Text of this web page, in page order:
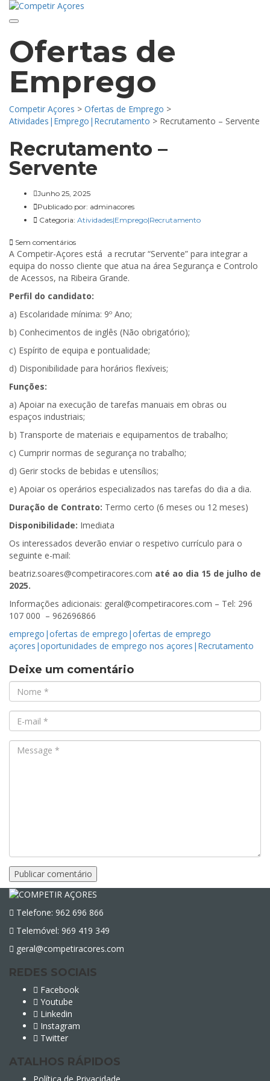
Toggle navigation
Ofertas de
Emprego
Competir Açores > Ofertas de Emprego >
Atividades|Emprego|Recrutamento > Recrutamento – Servente
Recrutamento –
Servente
Junho 25, 2025
Publicado por: adminacores
Categoria: Atividades|Emprego|Recrutamento
Sem comentários
A Competir-Açores está a recrutar “Servente” para integrar a
equipa do nosso cliente que atua na área Segurança e Controlo
de Acessos, na Ribeira Grande.
Perfil do candidato:
a) Escolaridade mínima: 9º Ano;
b) Conhecimentos de inglês (Não obrigatório);
c) Espírito de equipa e pontualidade;
d) Disponibilidade para horários flexíveis;
Funções:
a) Apoiar na execução de tarefas manuais em obras ou
espaços industriais;
b) Transporte de materiais e equipamentos de trabalho;
c) Cumprir normas de segurança no trabalho;
d) Gerir stocks de bebidas e utensílios;
e) Apoiar os operários especializados nas tarefas do dia a dia.
Duração de Contrato: Termo certo (6 meses ou 12 meses)
Disponibilidade: Imediata
Os interessados deverão enviar o respetivo currículo para o
seguinte e-mail:
beatriz.soares@competiracores.com até ao dia 15 de julho de
2025.
Informações adicionais: geral@competiracores.com – Tel: 296
107 000 – 962696866
emprego|ofertas de emprego|ofertas de emprego
açores|oportunidades de emprego nos açores|Recrutamento
Deixe um comentário
Telefone: 962 696 866
Telemóvel: 969 419 349
geral@competiracores.com
REDES SOCIAIS
Facebook
Youtube
Linkedin
Instagram
Twitter
ATALHOS RÁPIDOS